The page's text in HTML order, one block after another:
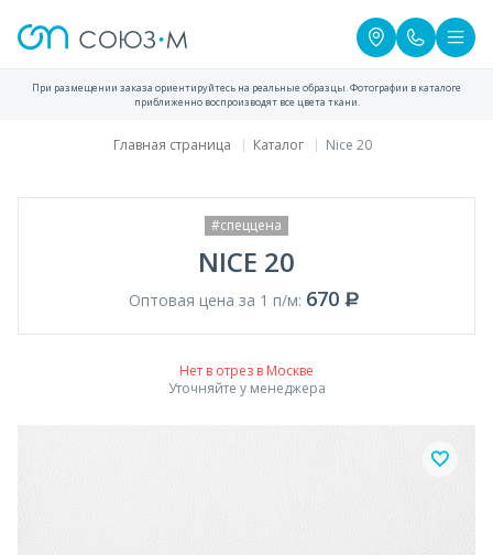
При размещении заказа ориентируйтесь на реальные образцы. Фотографии в каталоге
приближенно воспроизводят все цвета ткани.
Главная страница Каталог Nice 20
#спеццена
NICE 20
Оптовая цена за 1 п/м: 670
Нет в отрез в Москве
Уточняйте у менеджера